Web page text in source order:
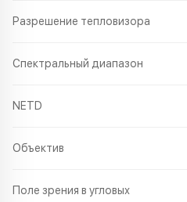
Разрешение тепловизора
Спектральный диапазон
NETD
Объектив
Поле зрения в угловых